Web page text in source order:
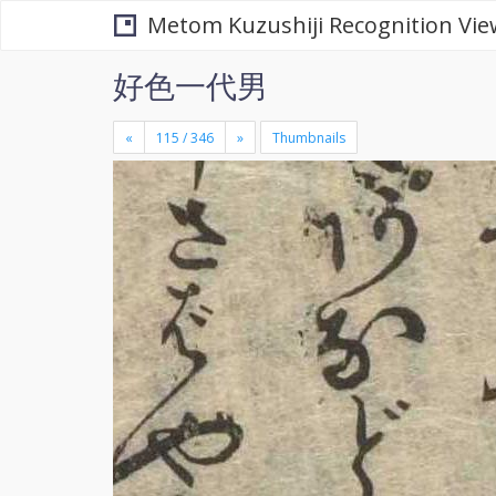
Metom Kuzushiji Recognition
好色一代男
« » Thumbnails
+
-